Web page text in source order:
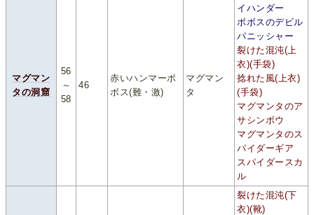
マグマン
タの洞窟
56
～
58
46
赤いハンマーボ
ボス(難・激)
マグマン
タ
イハンダー
ボボスのデビル
パニッシャー
裂けた混沌(上
衣)(手袋)
捻れた風(上衣)
(手袋)
マグマンタのア
サシンボウ
マグマンタのス
パイダーギア
スパイダースカ
ル
裂けた混沌(下
衣)(靴)